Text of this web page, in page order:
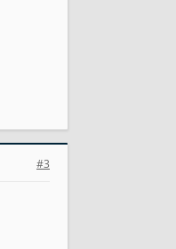
#3